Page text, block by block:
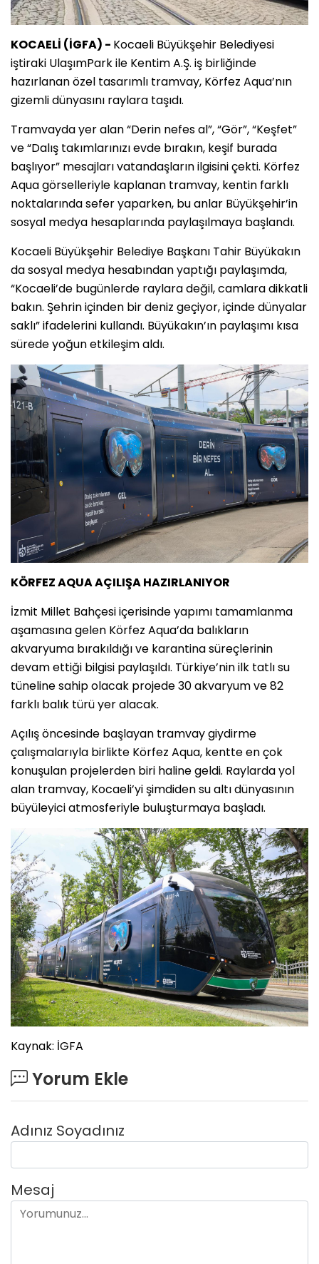
KOCAELİ (İGFA) - Kocaeli Büyükşehir Belediyesi
iştiraki UlaşımPark ile Kentim A.Ş. iş birliğinde
hazırlanan özel tasarımlı tramvay, Körfez Aqua’nın
gizemli dünyasını raylara taşıdı.
Tramvayda yer alan “Derin nefes al”, “Gör”, “Keşfet”
ve “Dalış takımlarınızı evde bırakın, keşif burada
başlıyor” mesajları vatandaşların ilgisini çekti. Körfez
Aqua görselleriyle kaplanan tramvay, kentin farklı
noktalarında sefer yaparken, bu anlar Büyükşehir’in
sosyal medya hesaplarında paylaşılmaya başlandı.
Kocaeli Büyükşehir Belediye Başkanı Tahir Büyükakın
da sosyal medya hesabından yaptığı paylaşımda,
“Kocaeli’de bugünlerde raylara değil, camlara dikkatli
bakın. Şehrin içinden bir deniz geçiyor, içinde dünyalar
saklı” ifadelerini kullandı. Büyükakın’ın paylaşımı kısa
sürede yoğun etkileşim aldı.
KÖRFEZ AQUA AÇILIŞA HAZIRLANIYOR
İzmit Millet Bahçesi içerisinde yapımı tamamlanma
aşamasına gelen Körfez Aqua’da balıkların
akvaryuma bırakıldığı ve karantina süreçlerinin
devam ettiği bilgisi paylaşıldı. Türkiye’nin ilk tatlı su
tüneline sahip olacak projede 30 akvaryum ve 82
farklı balık türü yer alacak.
Açılış öncesinde başlayan tramvay giydirme
çalışmalarıyla birlikte Körfez Aqua, kentte en çok
konuşulan projelerden biri haline geldi. Raylarda yol
alan tramvay, Kocaeli’yi şimdiden su altı dünyasının
büyüleyici atmosferiyle buluşturmaya başladı.
Kaynak: İGFA
Yorum Ekle
Adınız Soyadınız
Mesaj